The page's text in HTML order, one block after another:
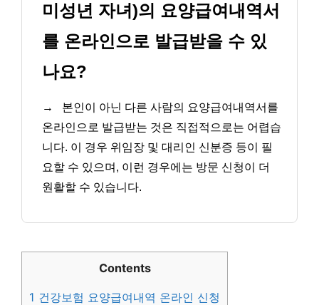
미성년 자녀)의 요양급여내역서
를 온라인으로 발급받을 수 있
나요?
→
본인이 아닌 다른 사람의 요양급여내역서를
온라인으로 발급받는 것은 직접적으로는 어렵습
니다. 이 경우 위임장 및 대리인 신분증 등이 필
요할 수 있으며, 이런 경우에는 방문 신청이 더
원활할 수 있습니다.
Contents
1 건강보험 요양급여내역 온라인 신청